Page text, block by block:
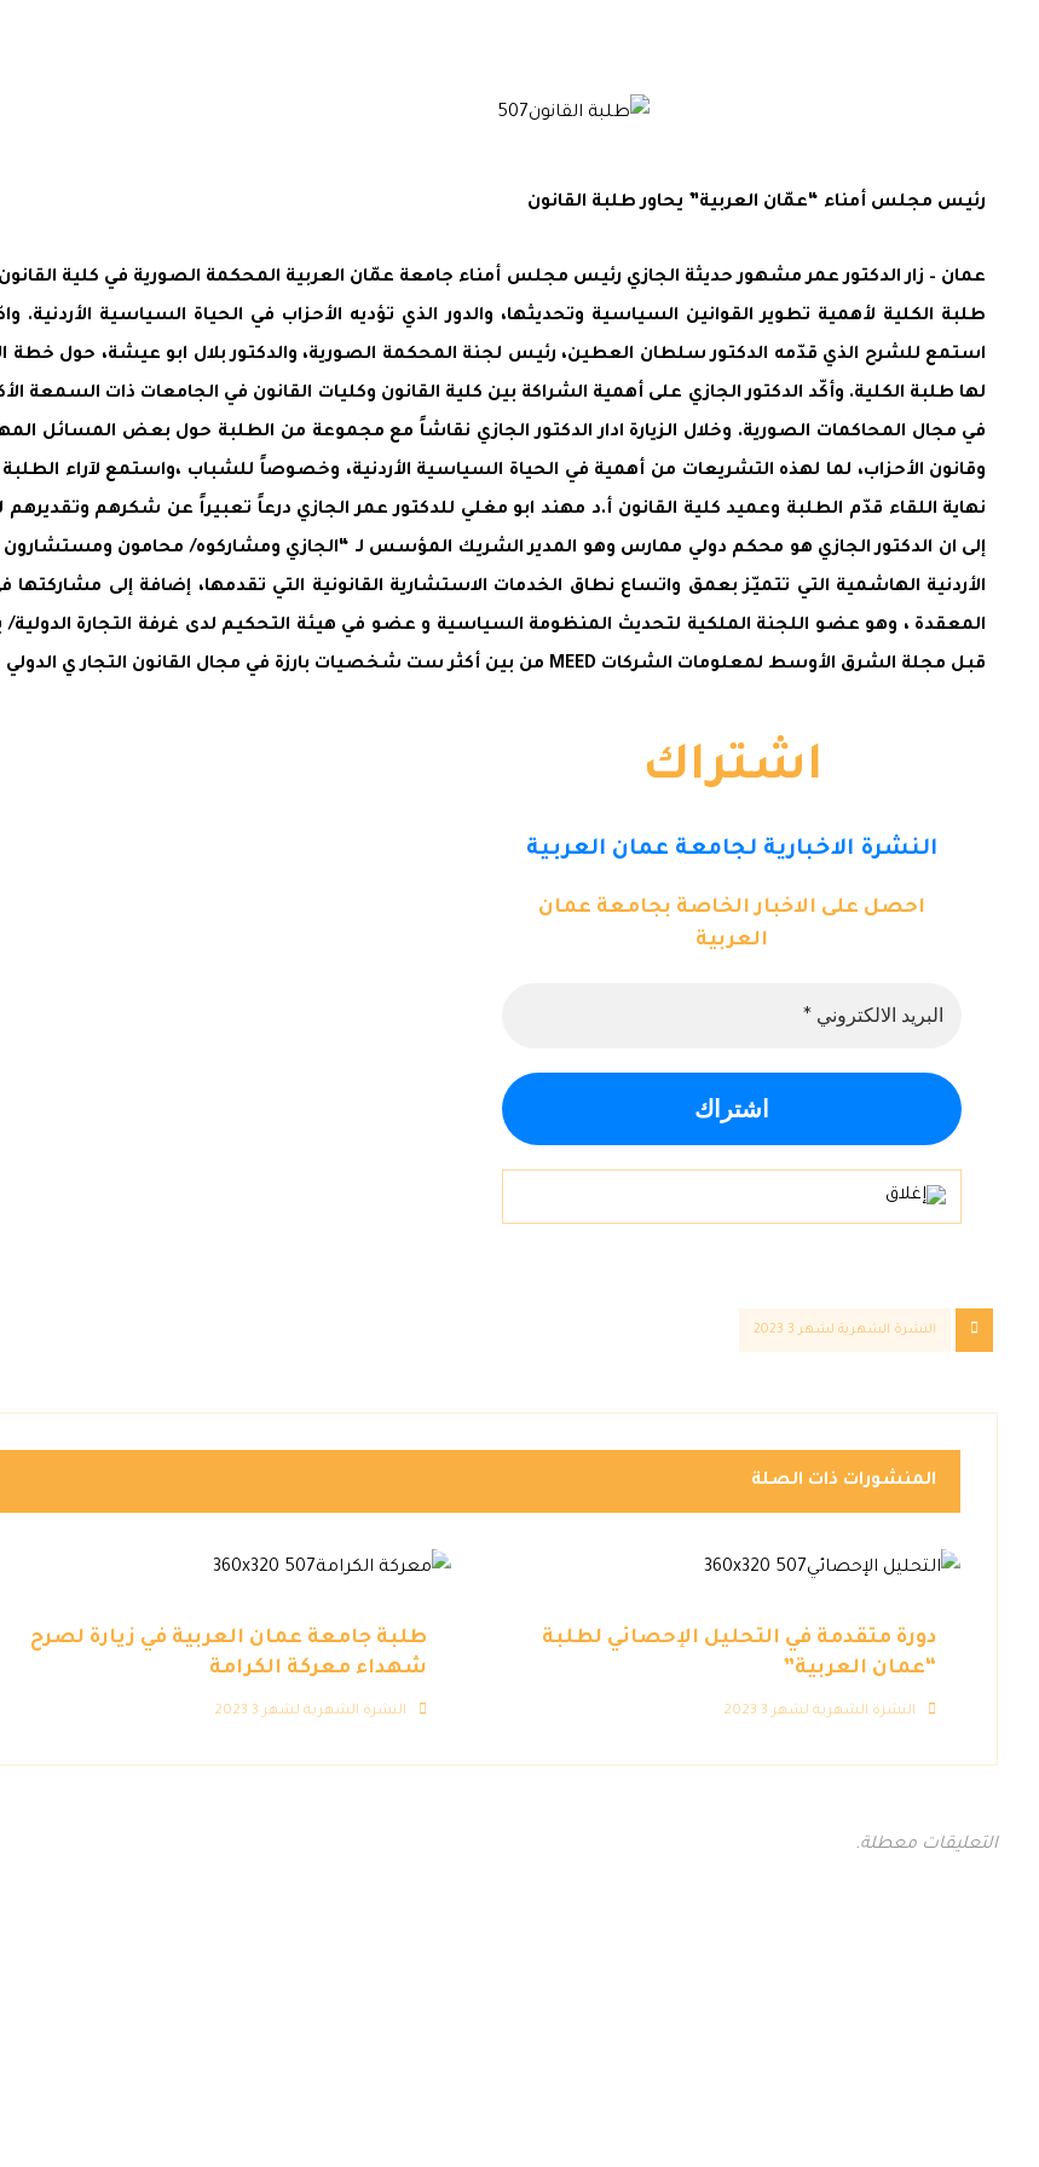
رئيس مجلس أمناء “عمّان العربية” يحاور طلبة القانون
عمان – زار الدكتور عمر مشهور حديثة الجازي رئيس مجلس أمناء جامعة عمّان العربية المحكمة الصورية في كلية
طلبة الكلية لأهمية تطوير القوانين السياسية وتحديثها، والدور الذي تؤديه الأحزاب في الحياة السياسية
استمع للشرح الذي قدّمه الدكتور سلطان العطين، رئيس لجنة المحكمة الصورية، والدكتور بلال ابو عيشة، حول خطة
لها طلبة الكلية. وأكّد الدكتور الجازي على أهمية الشراكة بين كلية القانون وكليات القانون في الجامعات ذات السمعة
في مجال المحاكمات الصورية. وخلال الزيارة ادار الدكتور الجازي نقاشاً مع مجموعة من الطلبة حول بعض المسائل
وقانون الأحزاب، لما لهذه التشريعات من أهمية في الحياة السياسية الأردنية، وخصوصاً للشباب ،واستمع لآراء
نهاية اللقاء قدّم الطلبة وعميد كلية القانون أ.د مهند ابو مغلي للدكتور عمر الجازي درعاً تعبيراً عن شكرهم
إلى ان الدكتور الجازي هو محكم دولي ممارس وهو المدير الشريك المؤسس لـ “الجازي ومشاركوه/ محامون ومستشارون
الأردنية الهاشمية التي تتميّز بعمق واتساع نطاق الخدمات الاستشارية القانونية التي تقدمها، إضافة إلى مشاركتها
قبل مجلة الشرق الأوسط لمعلومات الشركات MEED من بين أكثر ست شخصيات بارزة في مجال القانون التجار ي الدولي في الأردن.
اشتراك
النشرة الاخبارية لجامعة عمان العربية
احصل على الاخبار الخاصة بجامعة عمان
العربية
النشرة الشهرية لشهر 3 2023
المنشورات ذات الصلة
دورة متقدمة في التحليل الإحصائي لطلبة
“عمان العربية”
النشرة الشهرية لشهر 3 2023
طلبة جامعة عمان العربية في زيارة لصرح
شهداء معركة الكرامة
النشرة الشهرية لشهر 3 2023
التعليقات معطلة.